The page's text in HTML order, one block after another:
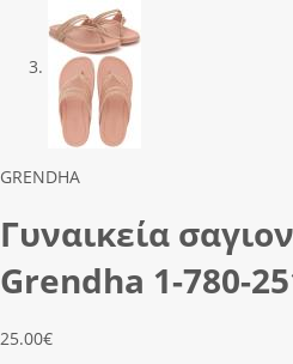
Previous
Next
GRENDHA
Γυναικεία
Grendha 1-780-
25.00€